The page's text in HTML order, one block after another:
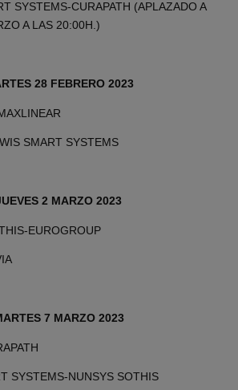
SYSTEMS-CURAPATH (APLAZADO A
A LAS 20:00H.)
28 FEBRERO 2023
SMART SYSTEMS
2 MARZO 2023
EUROGROUP
7 MARZO 2023
SYSTEMS-NUNSYS SOTHIS